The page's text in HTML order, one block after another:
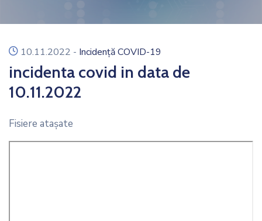
icon
10.11.2022 - Incidență COVID-19
incidenta covid in data de
10.11.2022
Fisiere ataşate